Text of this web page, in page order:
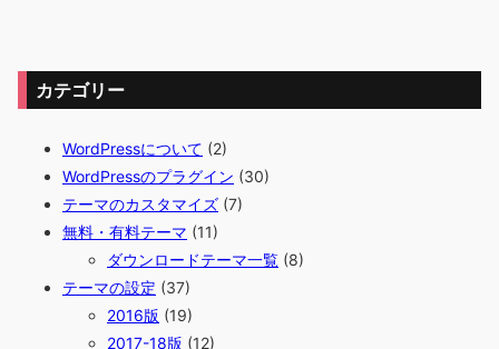
カテゴリー
WordPressについて (2)
WordPressのプラグイン (30)
テーマのカスタマイズ (7)
無料・有料テーマ (11)
ダウンロードテーマ一覧 (8)
テーマの設定 (37)
2016版 (19)
2017-18版 (12)